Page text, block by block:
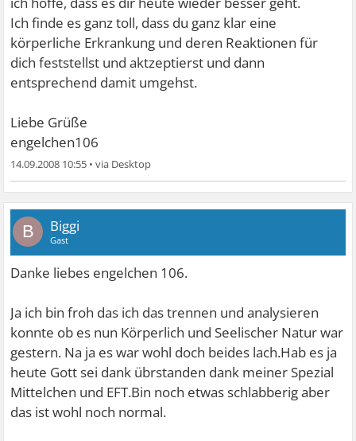
Ich finde es ganz toll, dass du ganz klar eine
körperliche Erkrankung und deren Reaktionen für
dich feststellst und aktzeptierst und dann
entsprechend damit umgehst.
Liebe Grüße
engelchen106
14.09.2008 10:55 •
B Biggi
Gast
Danke liebes engelchen 106.
Ja ich bin froh das ich das trennen und analysieren
konnte ob es nun Körperlich und Seelischer Natur war
gestern. Na ja es war wohl doch beides lach.Hab es ja
heute Gott sei dank übrstanden dank meiner Spezial
Mittelchen und EFT.Bin noch etwas schlabberig aber
das ist wohl noch normal.